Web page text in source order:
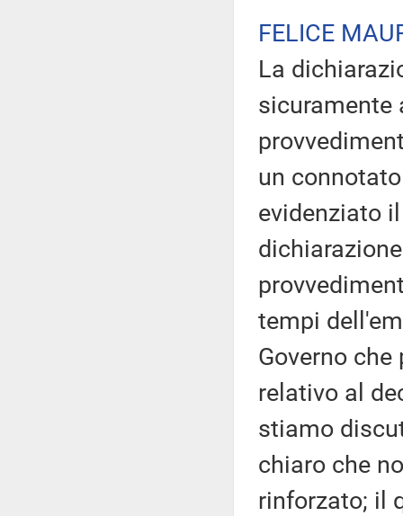
FELICE
La
sicuramente
un
evidenziato
tempi
Governo
relativo al
stiamo
chiaro che
rinforzato; il